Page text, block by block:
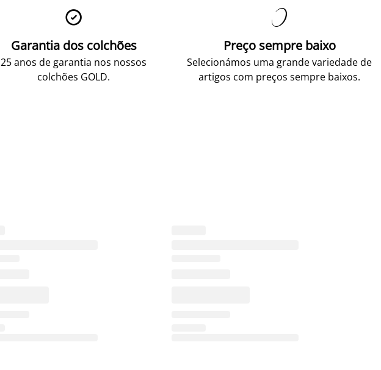

Garantia dos colchões
25 anos de garantia nos nossos
colchões GOLD.

Preço sempre baixo
Selecionámos uma grande variedade de
artigos com preços sempre baixos.